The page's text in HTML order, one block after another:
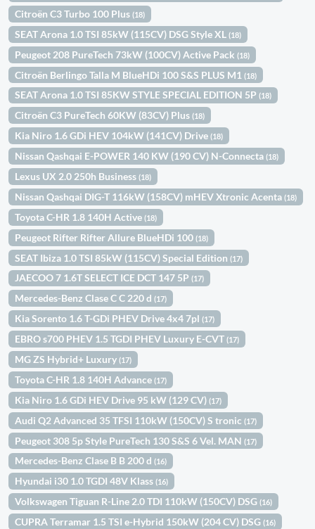
Citroën C3 Turbo 100 Plus(18)
SEAT Arona 1.0 TSI 85kW (115CV) DSG Style XL(18)
Peugeot 208 PureTech 73kW (100CV) Active Pack(18)
Citroën Berlingo Talla M BlueHDi 100 S&S PLUS M1(18)
SEAT Arona 1.0 TSI 85KW STYLE SPECIAL EDITION 5P(18)
Citroën C3 PureTech 60KW (83CV) Plus(18)
Kia Niro 1.6 GDi HEV 104kW (141CV) Drive(18)
Nissan Qashqai E-POWER 140 KW (190 CV) N-Connecta(18)
Lexus UX 2.0 250h Business(18)
Nissan Qashqai DIG-T 116kW (158CV) mHEV Xtronic Acenta(18)
Toyota C-HR 1.8 140H Active(18)
Peugeot Rifter Rifter Allure BlueHDi 100(18)
SEAT Ibiza 1.0 TSI 85kW (115CV) Special Edition(17)
JAECOO 7 1.6T SELECT ICE DCT 147 5P(17)
Mercedes-Benz Clase C C 220 d(17)
Kia Sorento 1.6 T-GDi PHEV Drive 4x4 7pl(17)
EBRO s700 PHEV 1.5 TGDI PHEV Luxury E-CVT(17)
MG ZS Hybrid+ Luxury(17)
Toyota C-HR 1.8 140H Advance(17)
Kia Niro 1.6 GDi HEV Drive 95 kW (129 CV)(17)
Audi Q2 Advanced 35 TFSI 110kW (150CV) S tronic(17)
Peugeot 308 5p Style PureTech 130 S&S 6 Vel. MAN(17)
Mercedes-Benz Clase B B 200 d(16)
Hyundai i30 1.0 TGDI 48V Klass(16)
Volkswagen Tiguan R-Line 2.0 TDI 110kW (150CV) DSG(16)
CUPRA Terramar 1.5 TSI e-Hybrid 150kW (204 CV) DSG(16)